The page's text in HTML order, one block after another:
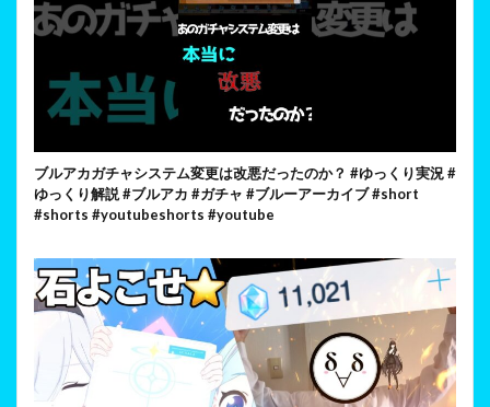
ブルアカガチャシステム変更は改悪だったのか？ #ゆっくり実況 #
ゆっくり解説 #ブルアカ #ガチャ #ブルーアーカイブ #short
#shorts #youtubeshorts #youtube